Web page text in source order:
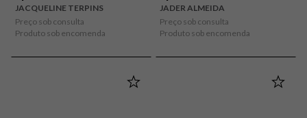
JACQUELINE TERPINS
Preço sob consulta
Produto sob encomenda
JADER ALMEIDA
Preço sob consulta
Produto sob encomenda